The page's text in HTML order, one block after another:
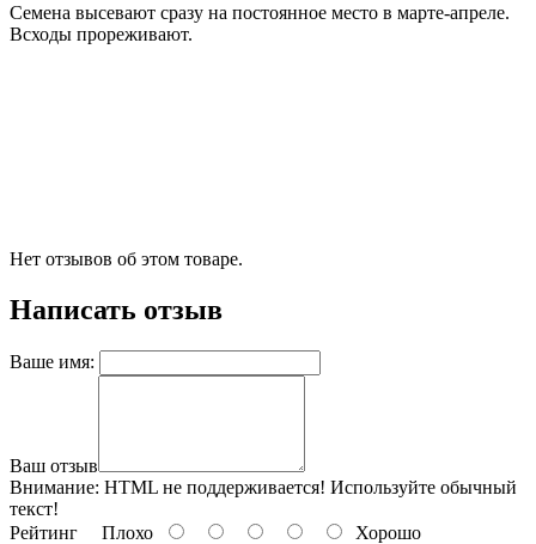
Семена высевают сразу на постоянное место в марте-апреле.
Всходы прореживают.
Нет отзывов об этом товаре.
Написать отзыв
Ваше имя:
Ваш отзыв
Внимание: HTML не поддерживается! Используйте обычный
текст!
Рейтинг Плохо Хорошо